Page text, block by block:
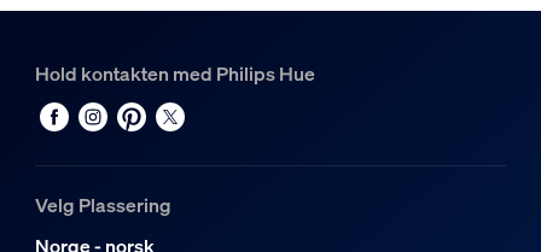
Hold kontakten med Philips Hue
Velg Plassering
Norge - norsk